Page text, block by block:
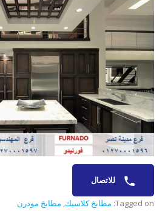
للاتصال
Tagged on: مطابخ كلاسيك, مطابخ مودرن